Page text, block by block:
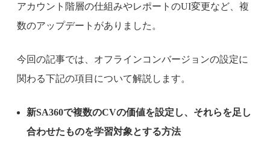
アカウント階層の仕組みやレポートのUI変更など、複
数のアップデートがありました。
今回の記事では、オフラインコンバージョンの設定に
関わる下記の項目について解説します。
新SA360で複数のCVの価値を設定し、それらを足し
合わせたものを学習対象とする方法